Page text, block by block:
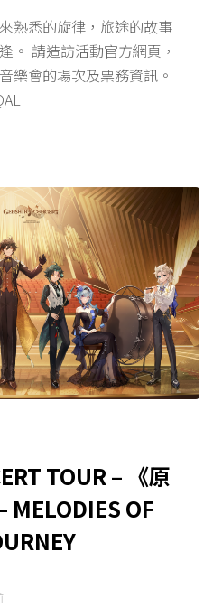
熟悉的旋律，旅途的故事
。 請造訪活動官方網頁，
樂會的場次及票務資訊。
TOUR – 《原
MELODIES OF